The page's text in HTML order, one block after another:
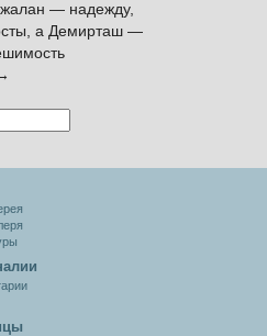
— надежду,
а Демирташ —